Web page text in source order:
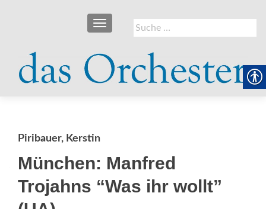
Suche
nach:
SCHALTE NAVIGATION
Piribauer, Kerstin
München: Manfred
Trojahns “Was ihr wollt”